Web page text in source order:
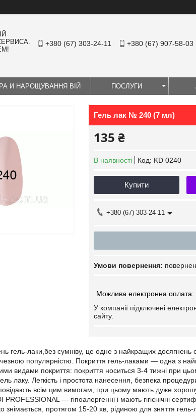
+380 (67) 303-24-11 +380 (67) 907-58-03
И НАРОЩУВАННЯ ВІЙ ПОСЛУГИ
Гель лак № 240 (7 мл)
135 ₴
В наявності Код: KD 0240
Купити
+380 (67) 303-24-11
У компанії підключені
сайту.
гель-лаки,без сумніву, це одне з найкращих досягнень
популярністю. Покриття гель-лаками ― одна з
видами покриття: покриття носиться 3-4 тижні при
лаку. Легкість і простота нанесення, безпека
всім цим вимогам, при цьому мають дуже
― гіпоалергенні і мають гігієнічні
знімається, протягом 15-20 хв, рідиною для зняття гель-